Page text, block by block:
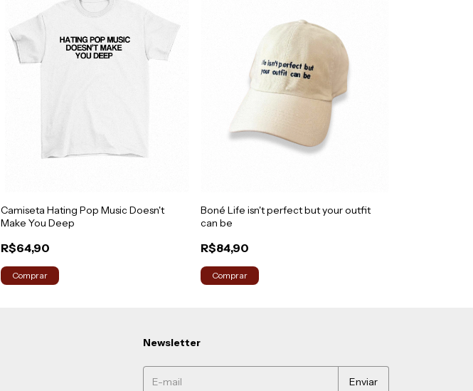
Camiseta Hating Pop Music Doesn't
Make You Deep
R$64,90
Comprar
Boné Life isn't perfect but your outfit
can be
R$84,90
Newsletter